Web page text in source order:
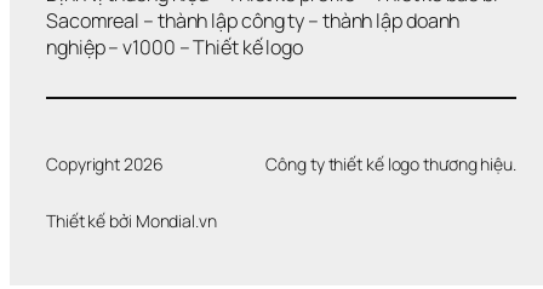
Sacomreal – thành lập công ty – thành lập doanh
nghiệp – v1000 – Thiết kế logo
Copyright 2026 Công ty thiết kế logo thương hiệu.
Thiết kế bởi Mondial.vn